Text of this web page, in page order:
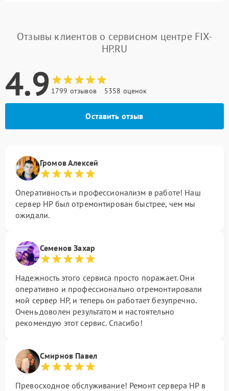
Отзывы клиентов о сервисном центре FIX-
HP.RU
4.9 1799 отзывов 5358 оценок
Оставить отзыв
Громов Алексей
Оперативность и профессионализм в работе! Наш
сервер HP был отремонтирован быстрее, чем мы
ожидали.
Семенов Захар
Надежность этого сервиса просто поражает. Они
оперативно и профессионально отремонтировали
мой сервер HP, и теперь он работает безупречно.
Очень доволен результатом и настоятельно
рекомендую этот сервис. Спасибо!
Смирнов Павел
Превосходное обслуживание! Ремонт сервера HP в